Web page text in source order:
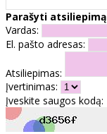
Parašyti atsiliepimą
Vardas:
El. pašto adresas:
Atsiliepimas:
Įvertinimas:
Įveskite saugos kodą: